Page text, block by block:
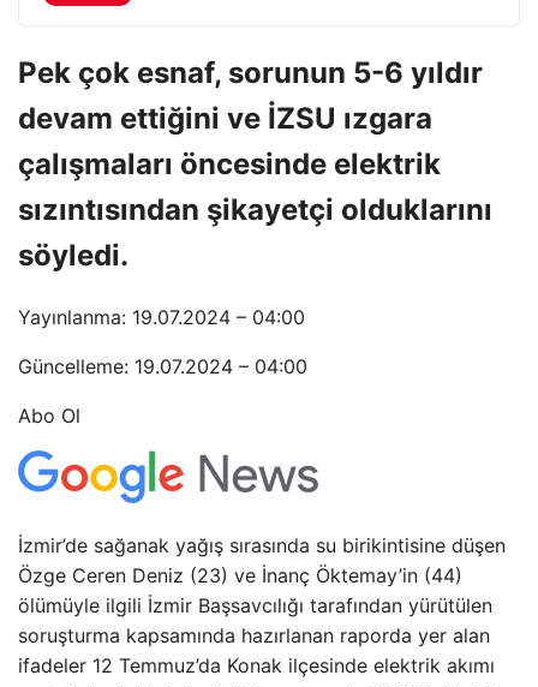
Pek çok esnaf, sorunun 5-6 yıldır
devam ettiğini ve İZSU ızgara
çalışmaları öncesinde elektrik
sızıntısından şikayetçi olduklarını
söyledi.
Yayınlanma: 19.07.2024 – 04:00
Güncelleme: 19.07.2024 – 04:00
Abo Ol
İzmir’de sağanak yağış sırasında su birikintisine düşen
Özge Ceren Deniz (23) ve İnanç Öktemay’in (44)
ölümüyle ilgili İzmir Başsavcılığı tarafından yürütülen
soruşturma kapsamında hazırlanan raporda yer alan
ifadeler 12 Temmuz’da Konak ilçesinde elektrik akımı